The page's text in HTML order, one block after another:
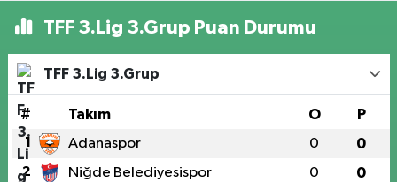
TFF 3.Lig 3.Grup Puan Durumu
TFF 3.Lig 3.Grup
# Takım O P
1 Adanaspor 0 0
2 Niğde Belediyesispor 0 0